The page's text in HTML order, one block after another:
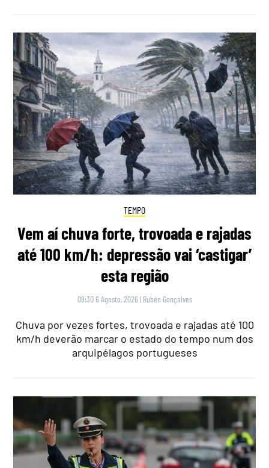
TEMPO
Vem aí chuva forte, trovoada e rajadas
até 100 km/h: depressão vai ‘castigar’
esta região
09:30 6 Agosto, 2026 | Rubén Gonçalves
Chuva por vezes fortes, trovoada e rajadas até 100
km/h deverão marcar o estado do tempo num dos
arquipélagos portugueses